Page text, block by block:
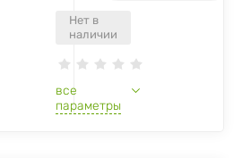
Нет в
наличии
все
параметры